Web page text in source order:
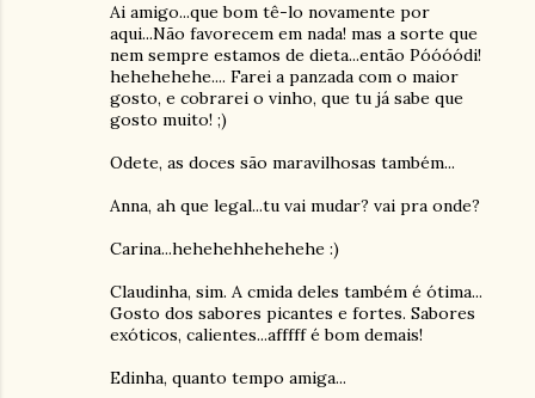
Ai amigo...que bom tê-lo novamente por
aqui...Não favorecem em nada! mas a sorte que
nem sempre estamos de dieta...então Póóóódi!
hehehehehe.... Farei a panzada com o maior
gosto, e cobrarei o vinho, que tu já sabe que
gosto muito! ;)
Odete, as doces são maravilhosas também...
Anna, ah que legal...tu vai mudar? vai pra onde?
Carina...hehehehhehehehe :)
Claudinha, sim. A cmida deles também é ótima...
Gosto dos sabores picantes e fortes. Sabores
exóticos, calientes...afffff é bom demais!
Edinha, quanto tempo amiga...